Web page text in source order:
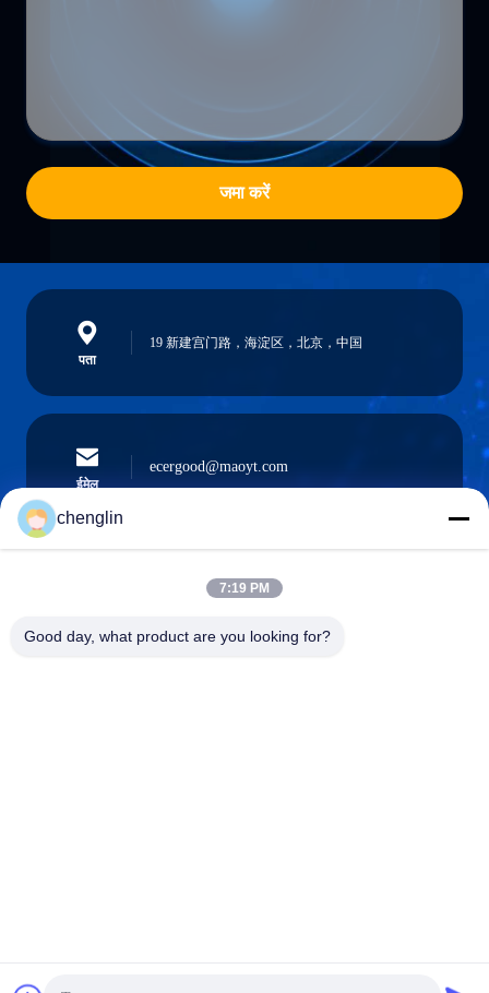
जमा करें
पता
19 新建宫门路，海淀区，北京，中国
ईमेल
ecergood@maoyt.com
0086-731-861329934568
chenglin
7:19 PM
Good day, what product are you looking for?